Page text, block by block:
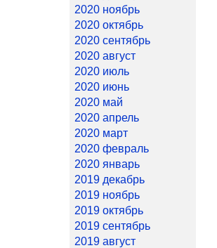
2020 ноябрь
2020 октябрь
2020 сентябрь
2020 август
2020 июль
2020 июнь
2020 май
2020 апрель
2020 март
2020 февраль
2020 январь
2019 декабрь
2019 ноябрь
2019 октябрь
2019 сентябрь
2019 август